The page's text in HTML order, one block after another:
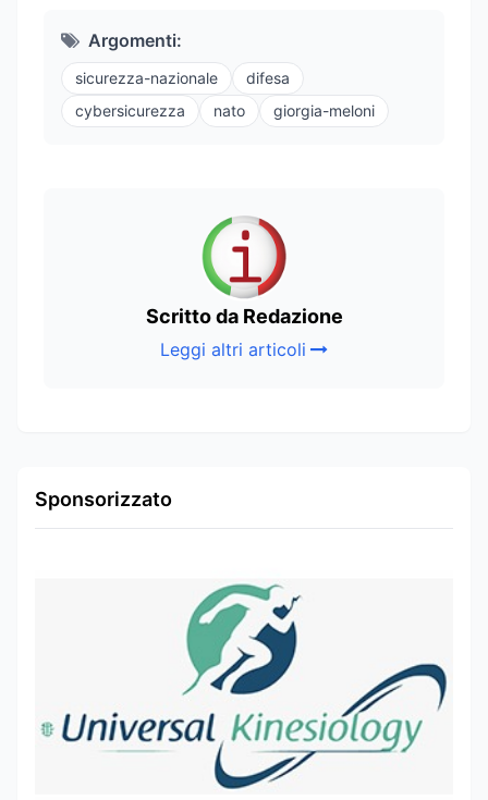
Argomenti:
sicurezza-nazionale
difesa
cybersicurezza
nato giorgia-meloni
Scritto da Redazione
Leggi altri articoli
Sponsorizzato